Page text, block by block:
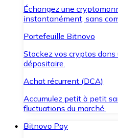
Échangez une
instantanément, sans
Portefeuille Bitnovo
Stockez vos cryptos
dépositaire.
Achat récurrent (DCA)
Accumulez petit à petit
fluctuations du marché.
Bitnovo Pay